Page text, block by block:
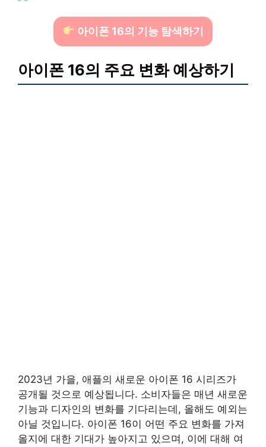
아이폰 16의 기능 탐색하기
아이폰 16의 주요 변화 예상하기
2023년 가을, 애플의 새로운 아이폰 16 시리즈가
공개될 것으로 예상됩니다. 소비자들은 매년 새로운
기능과 디자인의 변화를 기다리는데, 올해도 예외는
아닐 것입니다. 아이폰 16이 어떤 주요 변화를 가져
올지에 대한 기대가 높아지고 있으며, 이에 대해 여